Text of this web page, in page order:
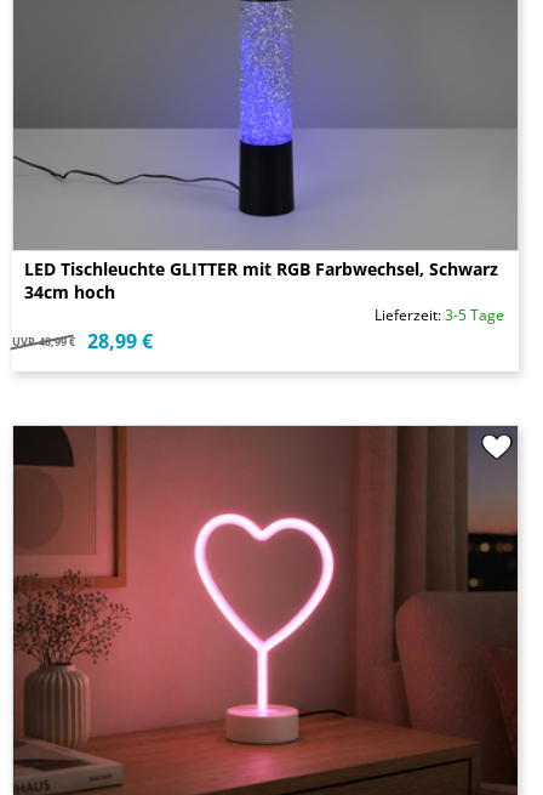
LED Tischleuchte GLITTER mit RGB Farbwechsel, Schwarz
34cm hoch
Lieferzeit:3-5 Tage
UVP 48,99 € 28,99 €